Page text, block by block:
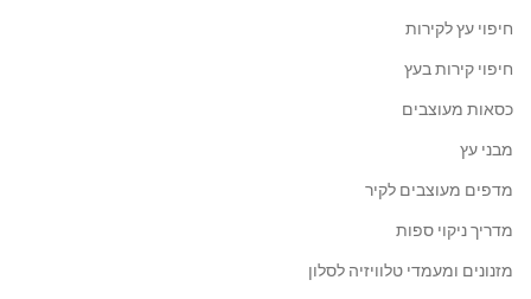
חיפוי עץ לקירות
חיפוי קירות בעץ
כסאות מעוצבים
מבני עץ
מדפים מעוצבים לקיר
מדריך ניקוי ספות
מזנונים ומעמדי טלוויזיה לסלון